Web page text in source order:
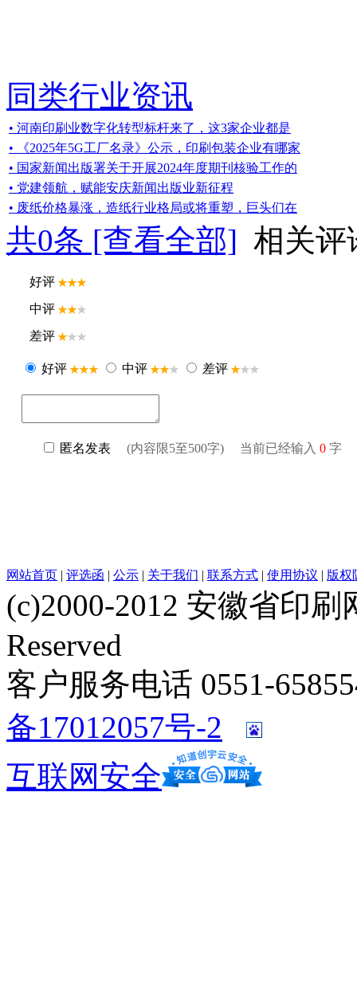
同类行业资讯
• 河南印刷业数字化转型标杆来了，这3家企业都是
• 《2025年5G工厂名录》公示，印刷包装企业有哪家
• 国家新闻出版署关于开展2024年度期刊核验工作的
• 党建领航，赋能安庆新闻出版业新征程
• 废纸价格暴涨，造纸行业格局或将重塑，巨头们在
共0条 [查看全部] 相关评
网站首页 | 评选函 | 公示 | 关于我们 | 联系方式 | 使用协议 | 版权
(c)2000-2012 安徽省印刷
Reserved
客户服务电话 0551-
备17012057号-2
互联网安全